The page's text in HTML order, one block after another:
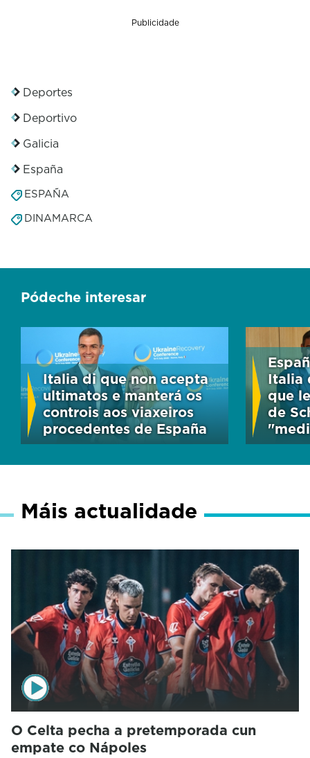
Publicidade
Deportes
Deportivo
Galicia
España
ESPAÑA
DINAMARCA
Pódeche interesar
Italia di que non acepta
ultimatos e manterá os
controis aos viaxeiros
procedentes de España
Italia
que
de
Máis actualidade
O Celta pecha a pretemporada cun
empate co Nápoles